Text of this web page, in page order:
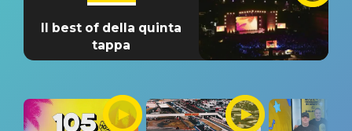
Il best of della quinta
tappa